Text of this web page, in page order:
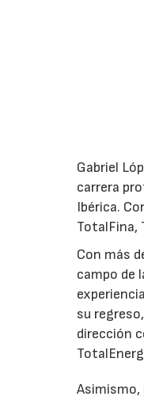
Gabriel
carrera
Ibérica.
TotalFina,
Con más
campo de
su
dirección
Asimismo,